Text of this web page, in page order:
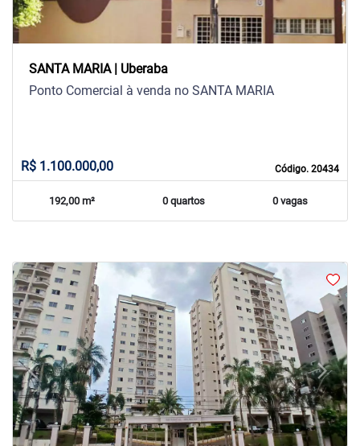
SANTA MARIA | Uberaba
Código. 20434
Ponto Comercial à venda no SANTA MARIA
R$ 1.100.000,00
192,00 m² 0 quartos 0 vagas
arrow_back_iosPrevious arrow_forward_iosNext